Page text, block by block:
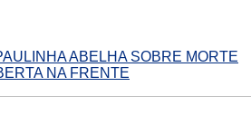
ABELHA SOBRE MORTE
NA FRENTE